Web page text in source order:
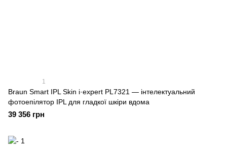
1
Braun Smart IPL Skin i·expert PL7321 — інтелектуальний
фотоепілятор IPL для гладкої шкіри вдома
39 356 грн